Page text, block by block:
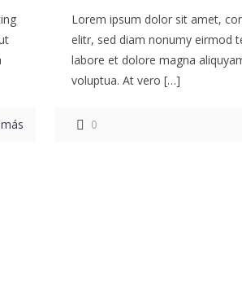
Lorem ipsum dolor sit amet,
elitr, sed diam nonumy eirmod
labore et dolore magna
voluptua. At vero […]
0